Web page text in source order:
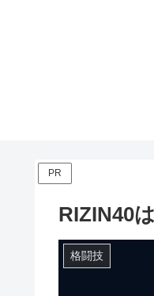
PR
RIZIN40
格闘技